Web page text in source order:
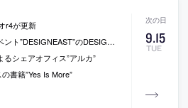
9.15
TUE
r4が更新
のDESIGNLOUNGEの出演者が発表
シェアオフィス”アルカ”
書籍”Yes Is More”